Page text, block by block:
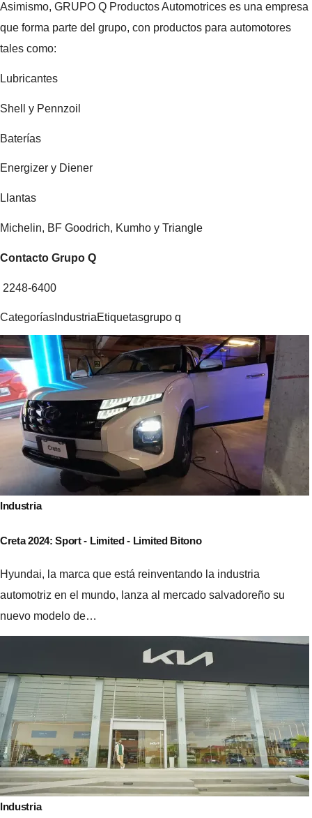
Asimismo, GRUPO Q Productos Automotrices es una empresa
que forma parte del grupo, con productos para automotores
tales como:
Lubricantes
Shell y Pennzoil
Baterías
Energizer y Diener
Llantas
Michelin, BF Goodrich, Kumho y Triangle
Contacto Grupo Q
2248-6400
Categorías IndustriaEtiquetasgrupo q
Navegación
de
entradas
Industria
Creta 2024: Sport - Limited - Limited Bitono
Hyundai, la marca que está reinventando la industria
automotriz en el mundo, lanza al mercado salvadoreño su
nuevo modelo de…
Industria